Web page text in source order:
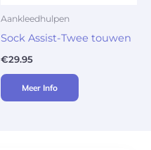
Aankleedhulpen
Sock Assist-Twee touwen
€29.95
Meer Info